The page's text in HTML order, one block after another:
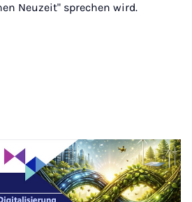
Neuzeit" sprechen wird.